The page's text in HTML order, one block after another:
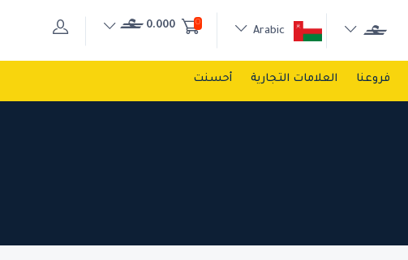
0
0.000
فروعنا العلامات التجارية أحسنت